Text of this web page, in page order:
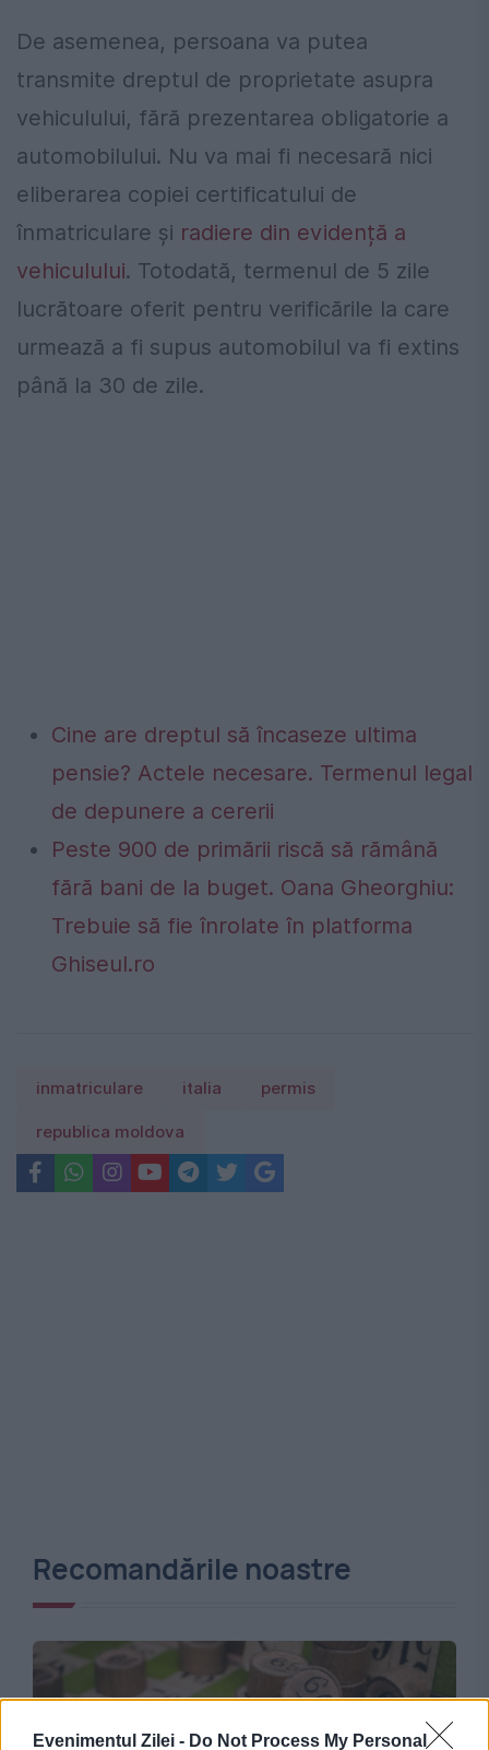
Evenimentul Zilei - Do Not Process My Personal
De asemenea, persoana va putea
transmite dreptul de proprietate asupra
vehiculului, fără prezentarea obligatorie a
automobilului. Nu va mai fi necesară nici
eliberarea copiei certificatului de
înmatriculare și radiere din evidență a
vehiculului. Totodată, termenul de 5 zile
lucrătoare oferit pentru verificările la care
urmează a fi supus automobilul va fi extins
până la 30 de zile.
Cine are dreptul să încaseze ultima
pensie? Actele necesare. Termenul legal
de depunere a cererii
Peste 900 de primării riscă să rămână
fără bani de la buget. Oana Gheorghiu:
Trebuie să fie înrolate în platforma
Ghiseul.ro
inmatriculare italia permis
republica moldova
Recomandările noastre